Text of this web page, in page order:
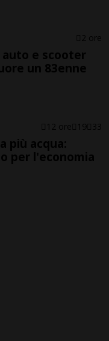
2 ore
e scooter
un 83enne
12 ore 19 33
più acqua:
per l'economia